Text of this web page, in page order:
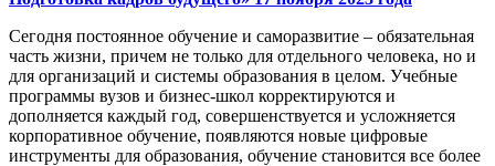
Сегодня постоянное обучение и саморазвитие – обязательная
часть жизни, причем не только для отдельного человека, но и
для организаций и системы образования в целом. Учебные
программы вузов и бизнес-школ корректируются и
дополняется каждый год, совершенствуется и усложняется
корпоративное обучение, появляются новые цифровые
инструменты для образования, обучение становится все более